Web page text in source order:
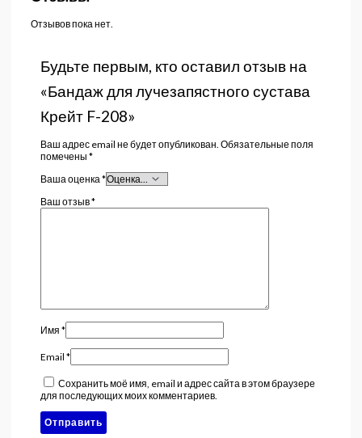
Отзывов пока нет.
Будьте первым, кто оставил отзыв на
«Бандаж для лучезапястного сустава
Крейт F-208»
Ваш адрес email не будет опубликован. Обязательные поля
помечены *
Ваша оценка*
Ваш отзыв*
Имя *
Email *
Сохранить моё имя, email и адрес сайта в этом браузере
для последующих моих комментариев.